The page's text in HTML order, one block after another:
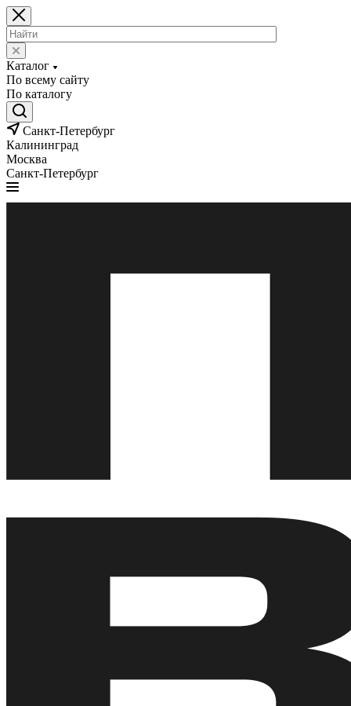
Каталог
По всему сайту
По каталогу
Санкт-Петербург
Калининград
Москва
Санкт-Петербург